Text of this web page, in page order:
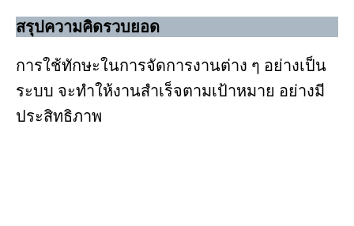
สรุปความคิดรวบยอด
การใช้ทักษะในการจัดการงานต่าง ๆ อย่างเป็น
ระบบ จะทำให้งานสำเร็จตามเป้าหมาย อย่างมี
ประสิทธิภาพ